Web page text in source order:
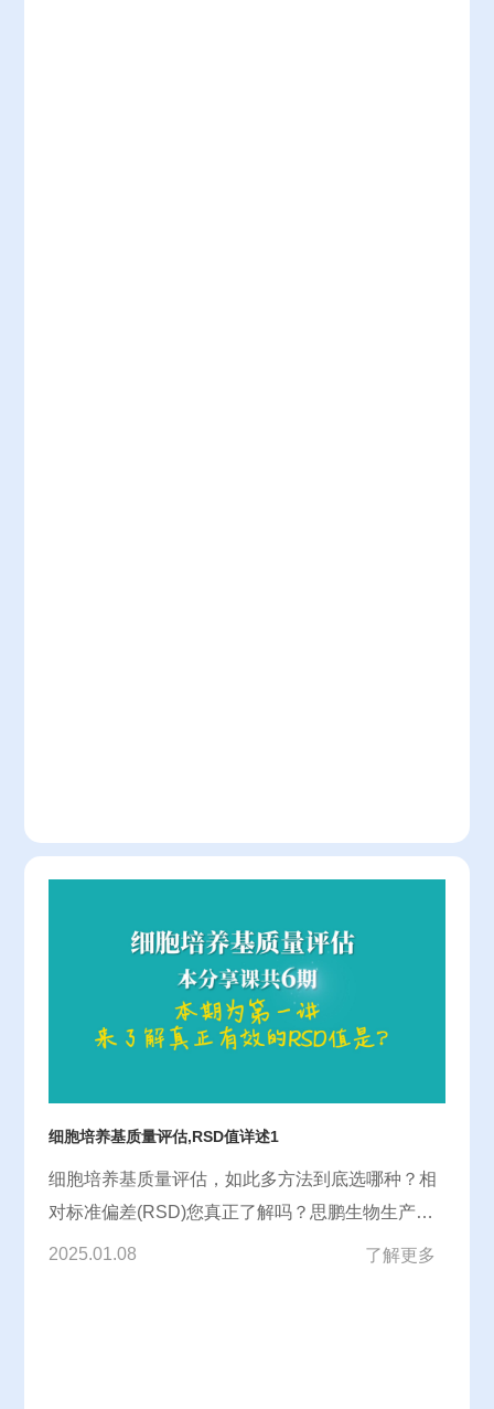
细胞培养基质量评估,RSD值详述1
细胞培养基质量评估，如此多方法到底选哪种？相
对标准偏差(RSD)您真正了解吗？思鹏生物生产总
监与大家分享多年经验!
2025.01.08 了解更多